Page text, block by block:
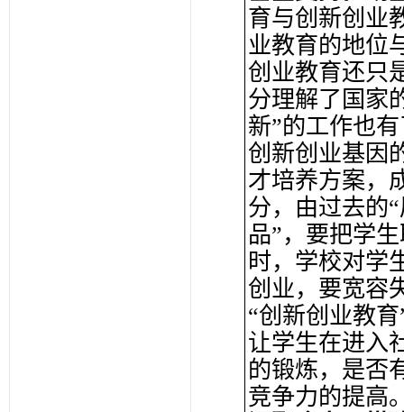
育与创新创业
业教育的地位
创业教育还只
分理解了国家
新”的工作也
创新创业基因
才培养方案，
分，由过去的
品”，要把学
时，学校对学
创业，要宽容
“创新创业教
让学生在进入
的锻炼，是否
竞争力的提高